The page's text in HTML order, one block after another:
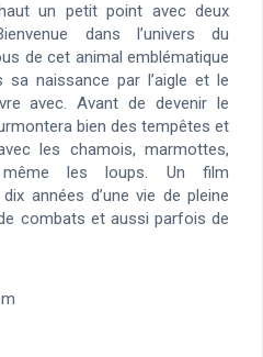
un petit point avec deux
dans l’univers du
de cet animal emblématique
sa naissance par l’aigle et le
avec. Avant de devenir le
bien des tempêtes et
les chamois, marmottes,
les loups. Un film
années d’une vie de pleine
combats et aussi parfois de